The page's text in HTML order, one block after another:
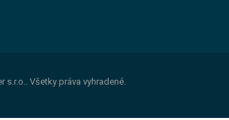
s.r.o.. Všetky práva vyhradené.